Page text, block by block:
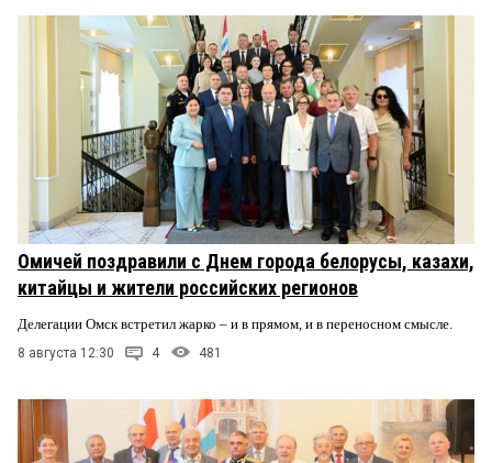
Омичей поздравили с Днем города белорусы, казахи,
китайцы и жители российских регионов
Делегации Омск встретил жарко – и в прямом, и в переносном смысле.
8 августа 12:30 4 481